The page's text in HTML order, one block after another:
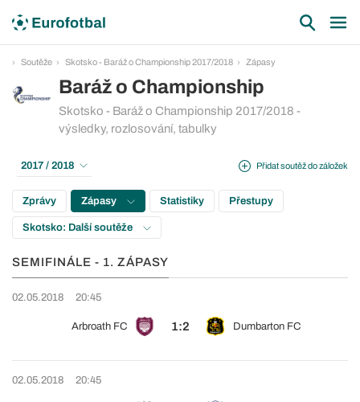
Soutěže Skotsko - Baráž o Championship 2017/2018 Zápasy
Baráž o Championship
Skotsko - Baráž o Championship 2017/2018 -
výsledky, rozlosování, tabulky
Přidat soutěž do záložek
2017 / 2018
Zprávy Zápasy Statistiky Přestupy
Skotsko: Další soutěže
SEMIFINÁLE - 1. ZÁPASY
02.05.2018 20:45
Arbroath FC 1:2 Dumbarton FC
02.05.2018 20:45